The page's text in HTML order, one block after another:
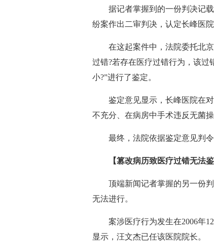
据记者掌握到的一份判决记
纷案作出二审判决，认定长峰医
在这起案件中，法院委托北
过错?若存在医疗过错行为，该过
小?”进行了鉴定。
鉴定意见显示，长峰医院在
不充分、在病房中手术违反无菌
最终，法院依据鉴定意见判
【篡改病历致医疗过错无法鉴
顶端新闻记者掌握的另一份
无法进行。
案涉医疗行为发生在2006年
显示，汪文杰已任该医院院长。